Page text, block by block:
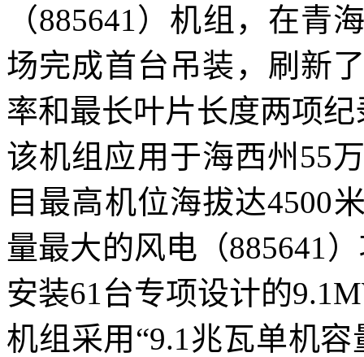
（885641）机组，在青
场完成首台吊装，刷新
率和最长叶片长度两项纪
该机组应用于海西州55
目最高机位海拔达4500
量最大的风电（885641
安装61台专项设计的
机组采用“9.1兆瓦单机